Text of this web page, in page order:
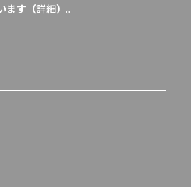
ます（詳細）。